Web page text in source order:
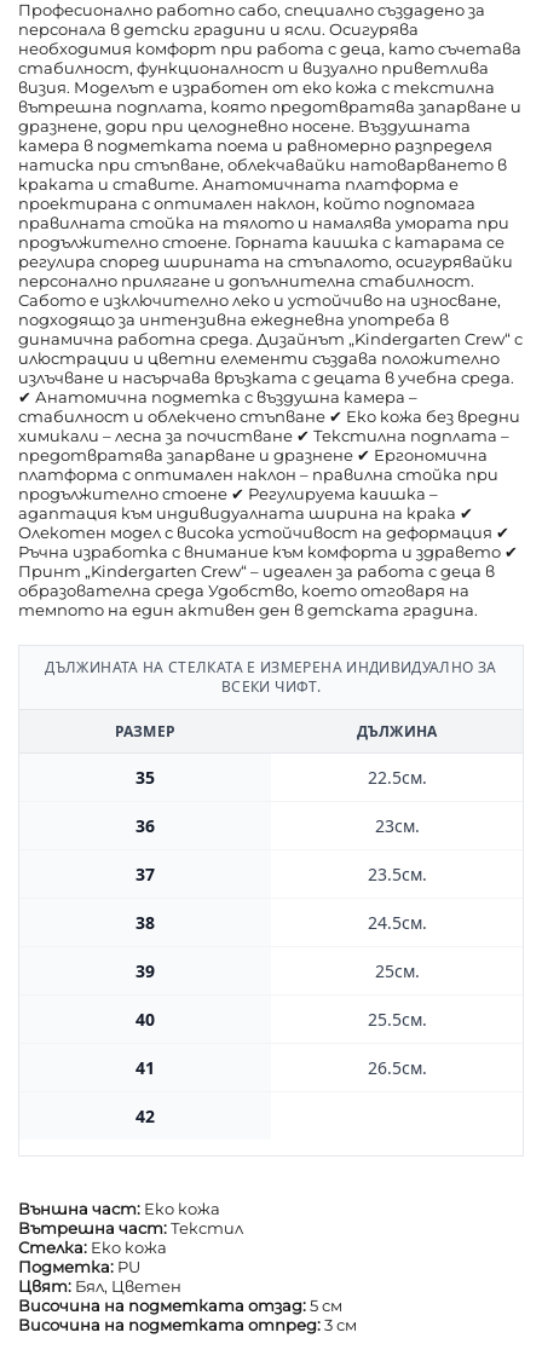
Професионално работно сабо, специално създадено за
персонала в детски градини и ясли. Осигурява
необходимия комфорт при работа с деца, като съчетава
стабилност, функционалност и визуално приветлива
визия. Моделът е изработен от еко кожа с текстилна
вътрешна подплата, която предотвратява запарване и
дразнене, дори при целодневно носене. Въздушната
камера в подметката поема и равномерно разпределя
натиска при стъпване, облекчавайки натоварването в
краката и ставите. Анатомичната платформа е
проектирана с оптимален наклон, който подпомага
правилната стойка на тялото и намалява умората при
продължително стоене. Горната каишка с катарама се
регулира според ширината на стъпалото, осигурявайки
персонално прилягане и допълнителна стабилност.
Сабото е изключително леко и устойчиво на износване,
подходящо за интензивна ежедневна употреба в
динамична работна среда. Дизайнът „Kindergarten Crew“ с
илюстрации и цветни елементи създава положително
излъчване и насърчава връзката с децата в учебна среда.
✔ Анатомична подметка с въздушна камера –
стабилност и облекчено стъпване ✔ Еко кожа без вредни
химикали – лесна за почистване ✔ Текстилна подплата –
предотвратява запарване и дразнене ✔ Ергономична
платформа с оптимален наклон – правилна стойка при
продължително стоене ✔ Регулируема каишка –
адаптация към индивидуалната ширина на крака ✔
Олекотен модел с висока устойчивост на деформация ✔
Ръчна изработка с внимание към комфорта и здравето ✔
Принт „Kindergarten Crew“ – идеален за работа с деца в
образователна среда Удобство, което отговаря на
темпото на един активен ден в детската градина.
ДЪЛЖИНАТА НА СТЕЛКАТА Е ИЗМЕРЕНА ИНДИВИДУАЛНО ЗА
ВСЕКИ ЧИФТ.
РАЗМЕР ДЪЛЖИНА
35 22.5см.
36 23см.
37 23.5см.
38 24.5см.
39 25см.
40 25.5см.
41 26.5см.
42
Външна част: Еко кожа
Вътрешна част: Текстил
Стелка: Еко кожа
Подметка: PU
Цвят: Бял, Цветен
Височина на подметката отзад: 5 см
Височина на подметката отпред: 3 см